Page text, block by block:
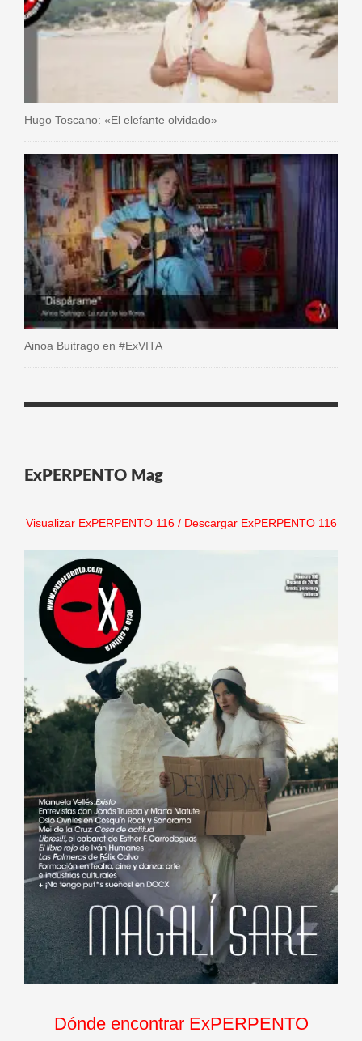
Hugo Toscano: «El elefante olvidado»
Ainoa Buitrago en #ExVITA
ExPERPENTO Mag
Visualizar ExPERPENTO 116/ Descargar ExPERPENTO 116
Dónde encontrar ExPERPENTO